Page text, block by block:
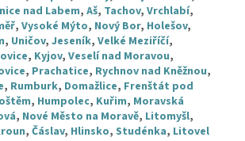
nad Labem, Aš, Tachov, Vrchlabí,
, Vysoké Mýto, Nový Bor, Holešov,
, Uničov, Jeseník, Velké Meziříčí,
, Kyjov, Veselí nad Moravou,
, Prachatice, Rychnov nad Kněžnou,
, Rumburk, Domažlice, Frenštát pod
, Humpolec, Kuřim, Moravská
, Nové Město na Moravě, Litomyšl,
, Čáslav, Hlinsko, Studénka, Litovel